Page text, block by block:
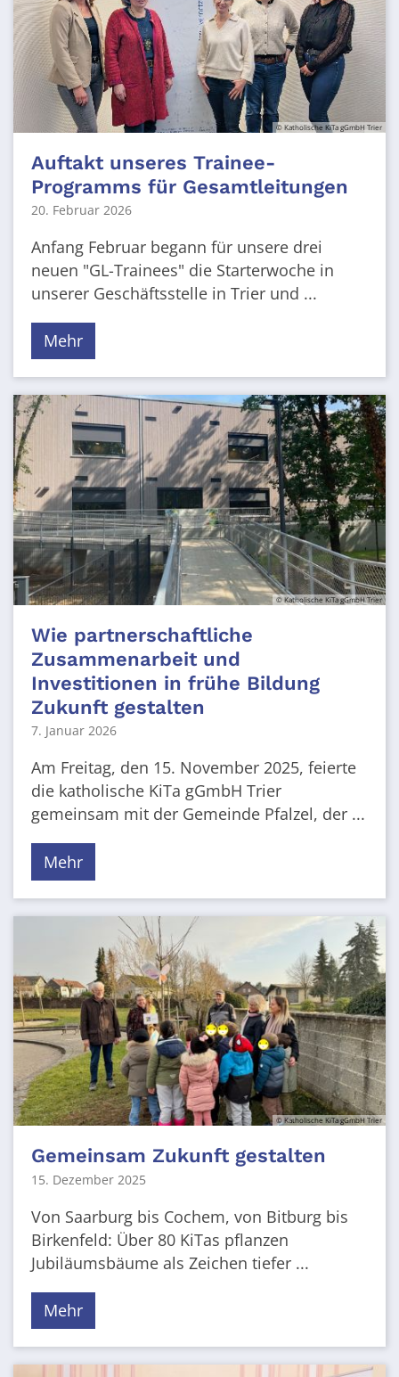
© Katholische KiTa gGmbH Trier
Auftakt unseres Trainee-
Programms für Gesamtleitungen
20. Februar 2026
Anfang Februar begann für unsere drei
neuen "GL-Trainees" die Starterwoche in
unserer Geschäftsstelle in Trier und ...
Mehr
© Katholische KiTa gGmbH Trier
Wie partnerschaftliche
Zusammenarbeit und
Investitionen in frühe Bildung
Zukunft gestalten
7. Januar 2026
Am Freitag, den 15. November 2025, feierte
die katholische KiTa gGmbH Trier
gemeinsam mit der Gemeinde Pfalzel, der ...
Mehr
© Katholische KiTa gGmbH Trier
Gemeinsam Zukunft gestalten
15. Dezember 2025
Von Saarburg bis Cochem, von Bitburg bis
Birkenfeld: Über 80 KiTas pflanzen
Jubiläumsbäume als Zeichen tiefer ...
Mehr